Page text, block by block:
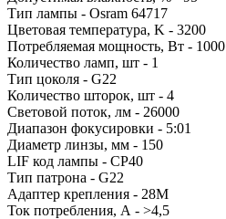
Тип лампы - Osram 64717
Цветовая температура, K - 3200
Потребляемая мощность, Вт - 1000
Количество ламп, шт - 1
Тип цоколя - G22
Количество шторок, шт - 4
Световой поток, лм - 26000
Диапазон фокусировки - 5:01
Диаметр линзы, мм - 150
LIF код лампы - CP40
Тип патрона - G22
Адаптер крепления - 28M
Ток потребления, А - >4,5